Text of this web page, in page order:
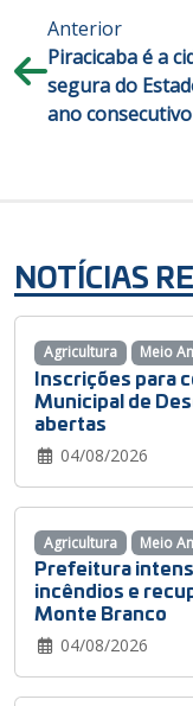
Anterior
Piracicaba é a
segura do
ano consecutivo
NOTÍCIAS
Inscrições para
Municipal de
abertas
04/08/2026
Agricultura Meio
Prefeitura
incêndios e
Monte Branco
04/08/2026
Agricultura Meio